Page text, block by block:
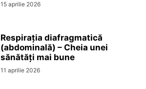
15 aprilie 2026
Respirația diafragmatică
(abdominală) – Cheia unei
sănătăți mai bune
11 aprilie 2026